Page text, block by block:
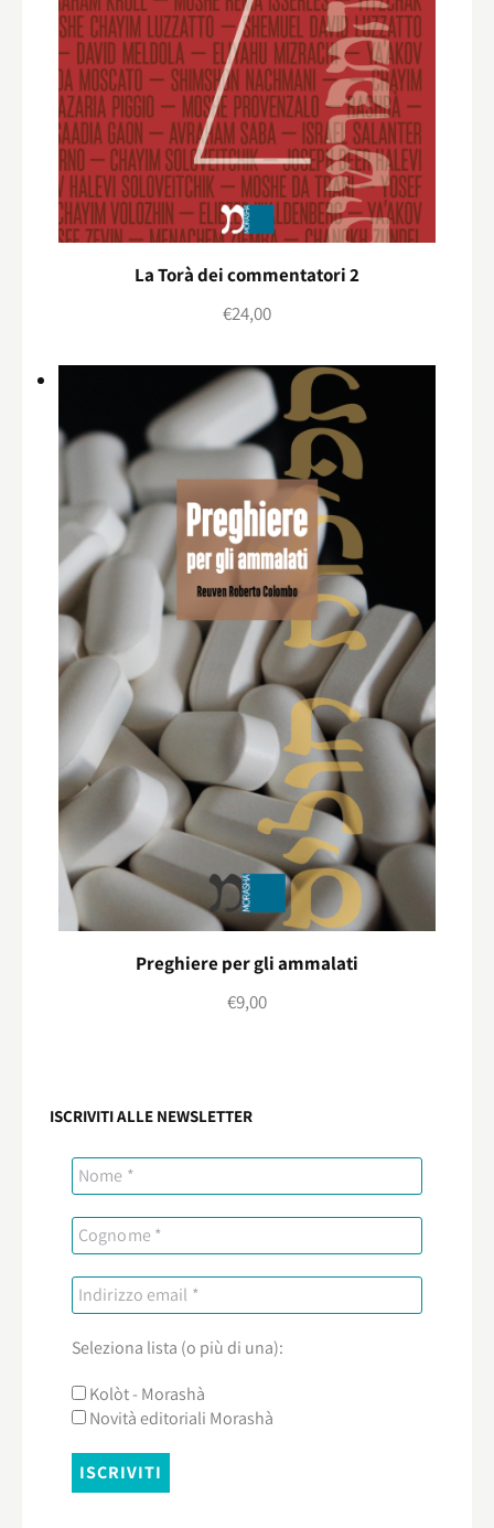
La Torà dei commentatori 2
€24,00
Preghiere per gli ammalati
€9,00
ISCRIVITI ALLE NEWSLETTER
Seleziona lista (o più di una):
Kolòt - Morashà
Novità editoriali Morashà